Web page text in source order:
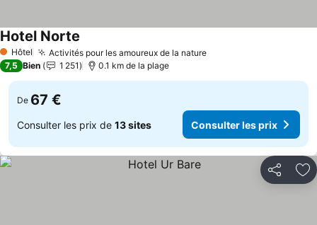
1 Étoiles
Hôtel Activités pour les amoureux de la natureConsulter les prix
Hotel Norte
7,5 Bien 1 251 0.1 km de la plage
De 67 €
Consulter les prix de 13 sites Consulter les prix
Partager